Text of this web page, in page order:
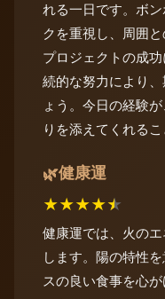
れる一日です。ボ
クを重視し、周囲
プロジェクトの成
続的な努力により
ょう。今日の経験
りを添えてくれるこ
🌿健康運
★★★★★
健康運では、火の
します。陽の特性
スの良い食事を心